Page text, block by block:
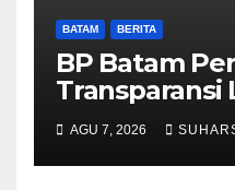
BATAM BERITA
BP Batam
Transparansi
Pertanahan,
Reguler
LMS
AGU 7, 2026